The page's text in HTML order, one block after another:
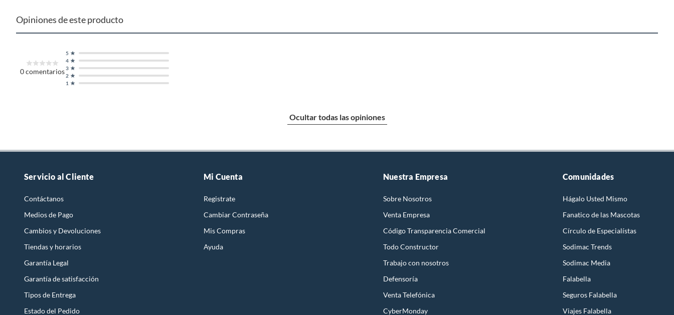
Opiniones de este producto
0comentarios
1
2
3
4
5
Ocultar todas las opiniones
Servicio al Cliente
Contáctanos
Medios de Pago
Cambios y Devoluciones
Tiendas y horarios
Garantía Legal
Garantía de satisfacción
Tipos de Entrega
Estado del Pedido
Mi Cuenta
Registrate
Cambiar Contraseña
Mis Compras
Ayuda
Nuestra Empresa
Sobre Nosotros
Venta Empresa
Código Transparencia Comercial
Todo Constructor
Trabajo con nosotros
Defensoría
Venta Telefónica
CyberMonday
Comunidades
Hágalo Usted Mismo
Fanatico de las Mascotas
Círculo de Especialístas
Sodimac Trends
Sodimac Media
Falabella
Seguros Falabella
Viajes Falabella